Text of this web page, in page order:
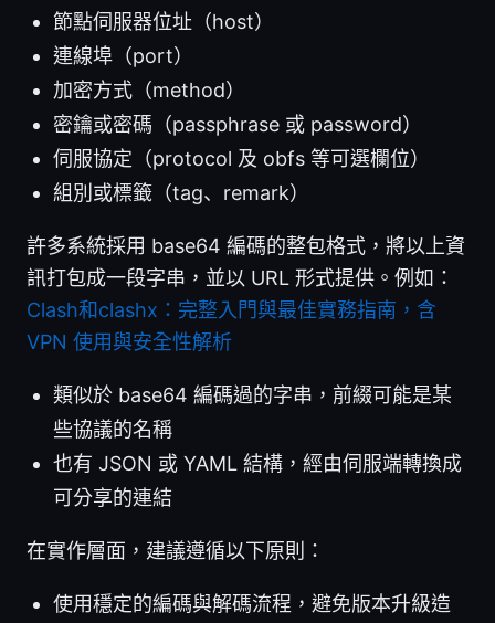
節點伺服器位址（host）
連線埠（port）
加密方式（method）
密鑰或密碼（passphrase 或 password）
伺服協定（protocol 及 obfs 等可選欄位）
組別或標籤（tag、remark）
許多系統採用 base64 編碼的整包格式，將以上資
訊打包成一段字串，並以 URL 形式提供。例如：
Clash和clashx：完整入門與最佳實務指南，含
VPN 使用與安全性解析
類似於 base64 編碼過的字串，前綴可能是某
些協議的名稱
也有 JSON 或 YAML 結構，經由伺服端轉換成
可分享的連結
在實作層面，建議遵循以下原則：
使用穩定的編碼與解碼流程，避免版本升級造